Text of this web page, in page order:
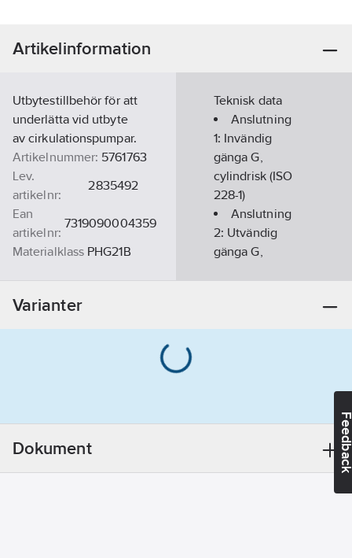
Artikelinformation
Utbytestillbehör för att
underlätta vid utbyte
av cirkulationspumpar.
Artikelnummer: 5761763
Lev.
artikelnr:
2835492
Ean
artikelnr:
7319090004359
Materialklass PHG21B
Teknisk data
Anslutning
1: Invändig
gänga G,
cylindrisk (ISO
228-1)
Anslutning
2: Utvändig
gänga G,
anslutning 1:1
Form:Rak
Stål
Varianter
Dokument